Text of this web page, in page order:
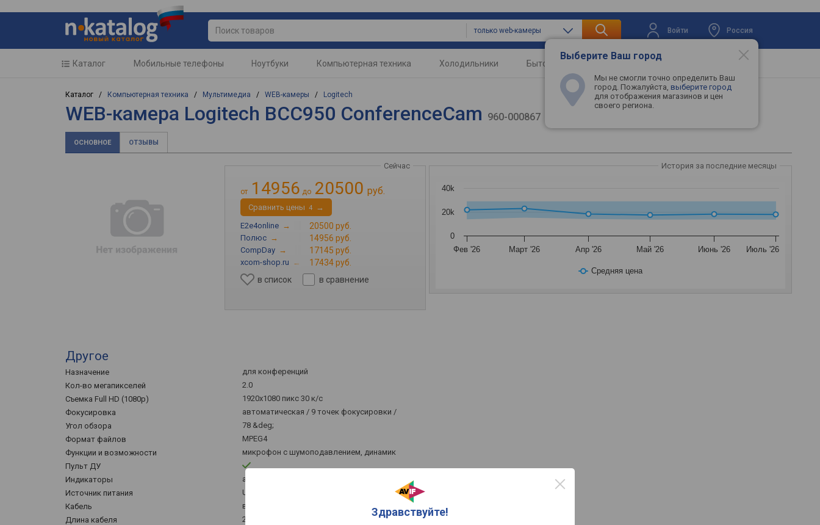
только web-камеры Войти Россия
Выберите Ваш город
Мы не смогли точно определить Ваш
город. Пожалуйста, выберите город
для отображения магазинов и цен
своего региона.
Здравствуйте!
Каталог Мобильные телефоны Ноутбуки Компьютерная техника Холодильники Бытовая техника Телевизоры
Каталог / Компьютерная техника / Мультимедиа / WEB-камеры / Logitech
WEB-камера Logitech BCC950 ConferenceCam 960-000867
ОСНОВНОЕ ОТЗЫВЫ
от 14956 до 20500 руб.
Сейчас
Cравнить цены 4 →
E2e4online → 20500 руб.
Полюс → 14956 руб.
CompDay → 17145 руб.
xcom-shop.ru →
17434 руб.
в список
в сравнение
История за последние месяцы
Средняя цена
Фев '26 Март '26 Апр '26 Май '26 Июнь '26 Июль '26
0
20k
40k
Другое
Назначение
для конференций
Кол-во мегапикселей
2.0
Съемка Full HD (1080p)
1920x1080 пикс 30 к/с
Фокусировка
автоматическая / 9 точек фокусировки /
Угол обзора
78 &deg;
Формат файлов
MPEG4
Функции и возможности
микрофон с шумоподавлением, динамик
Пульт ДУ
Индикаторы
активности
Источник питания
USB
Кабель
встроенный
Длина кабеля
2.4 м